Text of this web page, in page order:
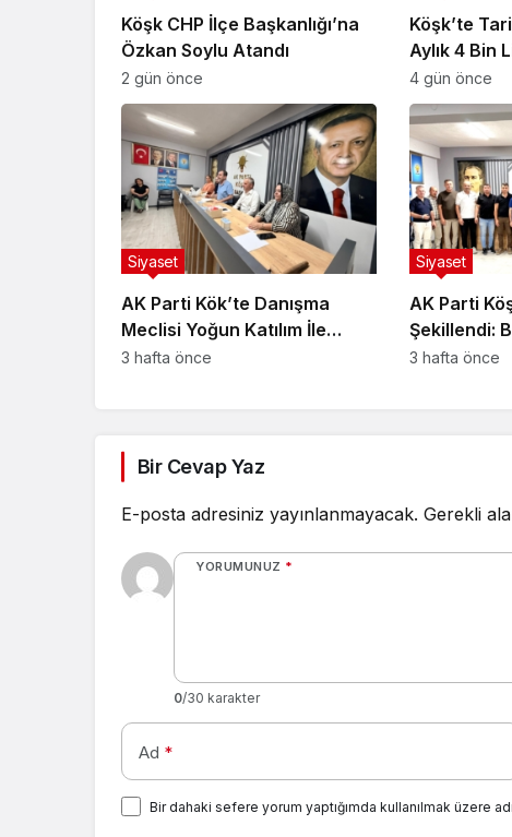
Köşk CHP İlçe Başkanlığı’na
Özkan Soylu Atandı
2 gün önce
Köşk’te
Aylık 4 Bin
251 Bin
4 gün önce
AK Parti Kök’te Danışma
Meclisi Yoğun Katılım İle
Gerçekleşti
Siyaset
3 hafta önce
AK Parti
Şekillendi:
Ekibini
Siyaset
3 hafta önce
Bir Cevap Yaz
E-posta adresiniz yayınlanmayacak. Gerekli
YORUMUNUZ *
0/30 karakter
Ad *
Bir dahaki sefere yorum yaptığımda kullanılmak üzere